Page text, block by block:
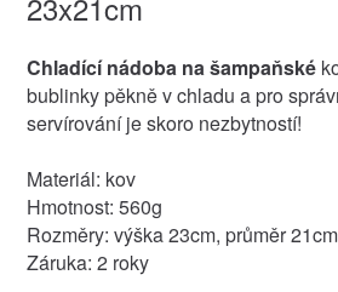
Chladící nádoba na šampaňské
bublinky pěkně v chladu a pro
servírování je skoro nezbytností!
Materiál: kov
Hmotnost: 560g
Rozměry: výška 23cm, průměr 21cm
Záruka: 2 roky